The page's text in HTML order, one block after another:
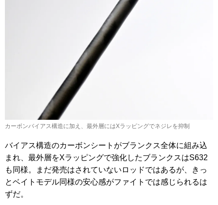
カーボンバイアス構造に加え、最外層にはXラッピングでネジレを抑制
バイアス構造のカーボンシートがブランクス全体に組み込
まれ、最外層をXラッピングで強化したブランクスはS632
も同様。まだ発売はされていないロッドではあるが、きっ
とベイトモデル同様の安心感がファイトでは感じられるは
ずだ。